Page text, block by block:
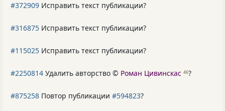
#372909 Исправить текст публикации?
#316875 Исправить текст публикации?
#115025 Исправить текст публикации?
#2250814 Удалить авторство © Роман Цивинскас 46?
#875258 Повтор публикации #594823?